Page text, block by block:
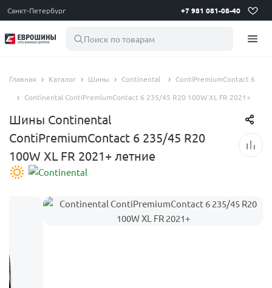
Санкт-Петербург +7 981 081-08-40
Поиск по товарам
Главная Каталог Шины Continental
ContiPremiumContact 6
Continental ContiPremiumContact 6 235/45 R20 100W XL FR 2021+
Шины Continental
ContiPremiumContact 6 235/45 R20
100W XL FR 2021+ летние